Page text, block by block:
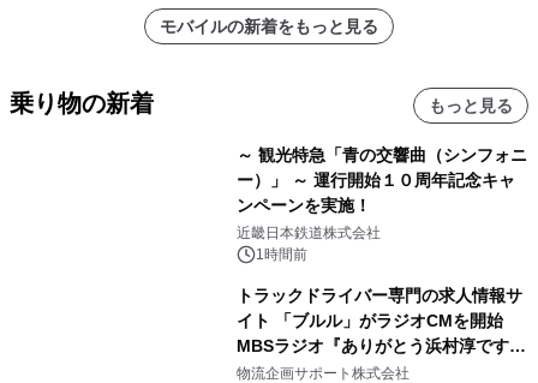
モバイルの新着をもっと見る
乗り物の新着 もっと見る
～ 観光特急「青の交響曲（シンフォニ
ー）」 ～ 運行開始１０周年記念キャ
ンペーンを実施！
近畿日本鉄道株式会社
1時間前
トラックドライバー専門の求人情報サ
イト 「ブルル」がラジオCMを開始
MBSラジオ『ありがとう浜村淳です』
にて8月1日(土)より
物流企画サポート株式会社